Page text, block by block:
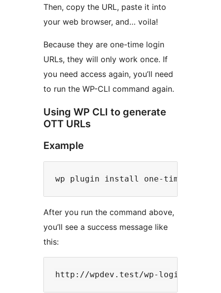
Then, copy the URL, paste it into
your web browser, and… voila!
Because they are one-time login
URLs, they will only work once. If
you need access again, you’ll need
to run the WP-CLI command again.
Using WP CLI to generate
OTT URLs
Example
After you run the command above,
you’ll see a success message like
this: